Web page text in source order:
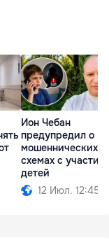
Ион Чебан
предупредил о
мошеннических
схемах с
детей
12 Июл. 12:45